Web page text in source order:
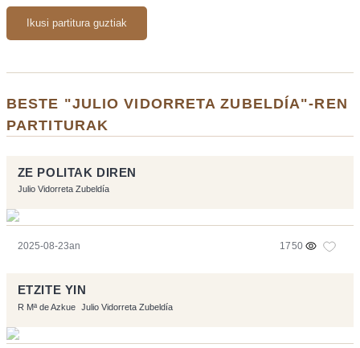
Ikusi partitura guztiak
BESTE "JULIO VIDORRETA ZUBELDÍA"-REN
PARTITURAK
ZE POLITAK DIREN
Julio Vidorreta Zubeldía
2025-08-23an 1750
ETZITE YIN
R Mª de Azkue Julio Vidorreta Zubeldía